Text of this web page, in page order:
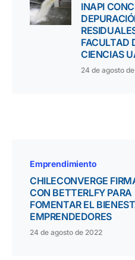
INAPI
FACULTAD
CIENCIAS
24 de agosto
Emprendimiento
CHILECONVERGE
CON BETTERLFY PARA
FOMENTAR EL
EMPRENDEDORES
24 de agosto de 2022